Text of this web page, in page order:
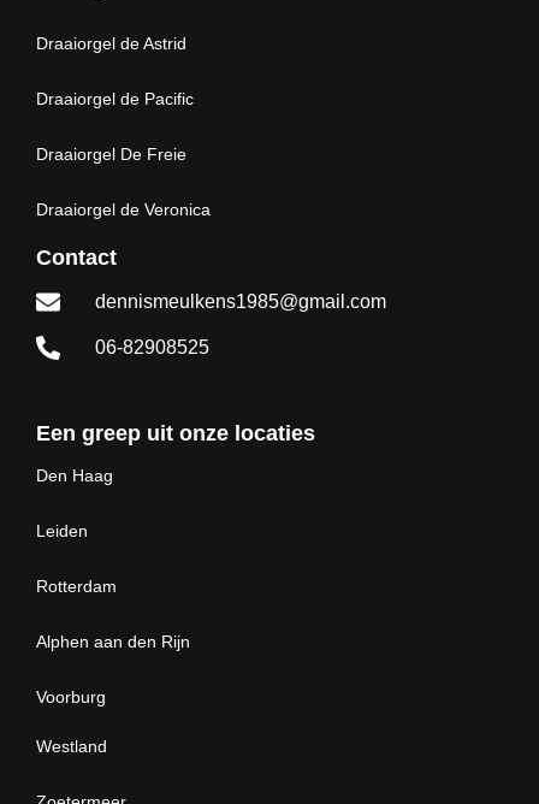
Draaiorgel de Astrid
Draaiorgel de Pacific
Draaiorgel De Freie
Draaiorgel de Veronica
Contact
dennismeulkens1985@gmail.com
06-82908525
Een greep uit onze locaties
Den Haag
Leiden
Rotterdam
Alphen aan den Rijn
Voorburg
Westland